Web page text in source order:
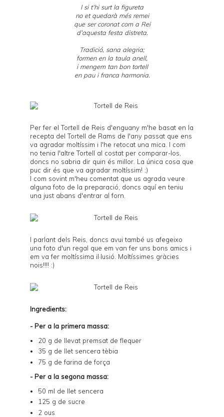
I si t'hi surt la figureta
no et quedarà més remei
que ser coronat com a Rei
d'aquesta festa distreta.
Tradició, sana alegria;
formen en la taula anell,
i mengem tan bon tortell
en pau i franca harmonia.
Per fer el Tortell de Reis d'enguany m'he basat en la
recepta delTortell de Rams de l'any passat que ens
va agradar moltíssim i l'he retocat una mica. I com
no tenia l'altre Tortell al costat per comparar-los,
doncs no sabria dir quin és millor. La única cosa que
puc dir és que va agradar moltíssim! ;)
I com sovint m'heu comentat que us agrada veure
alguna foto de la preparació, doncs aquí en teniu
una just abans d'entrar al forn.
I parlant dels Reis, doncs avui també us afegeixo
una foto d'un regal que em van fer uns bons amics i
em va fer moltíssima il·lusió. Moltíssimes gràcies
nois!!!! :)
Ingredients:
- Per a la primera massa:
20 g de llevat premsat de flequer
35 g de llet sencera tèbia
75 g de farina de força
- Per a la segona massa:
50 ml de llet sencera
125 g de sucre
2 ous